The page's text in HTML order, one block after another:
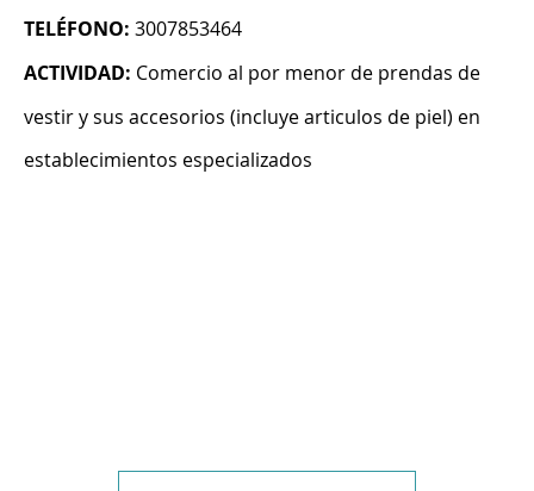
TELÉFONO: 3007853464
ACTIVIDAD: Comercio al por menor de prendas de
vestir y sus accesorios (incluye articulos de piel) en
establecimientos especializados